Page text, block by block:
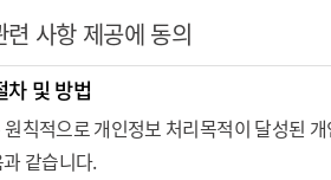
용신청)
는 자는 이 약관에 대한 동의표시 및 진
해서 이용신청이 가능하도록 한 경우에는
에 동의를 거부할 권리가 있으나 특허분석
사항 제공에 동의
차 및 방법
칙적으로 개인정보 처리목적이 달성된
같습니다.